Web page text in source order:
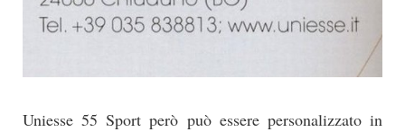
Uniesse 55 Sport però può essere personalizzato in